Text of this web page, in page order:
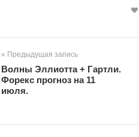
« Предыдущая запись
Волны Эллиотта + Гартли.
Форекс прогноз на 11
июля.